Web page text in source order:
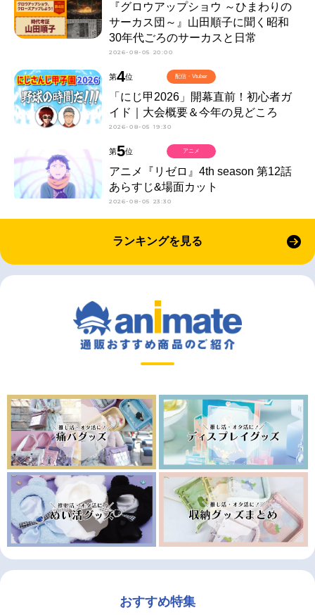
『グロウアップショウ ～ひまわりの
サーカス団～』山田順子に聞く昭和
30年代ごろのサーカスと日常
2026-08-05 20:00
第4位
「にじ甲2026」開幕直前！初心者ガ
イド｜大会概要＆今年の見どころ
2026-08-05 19:30
配信・Vtuber
第5位
アニメ『リゼロ』4th season 第12話
あらすじ&場面カット
2026-08-05 23:30
アニメ
ランキングを見る
おすすめ特集